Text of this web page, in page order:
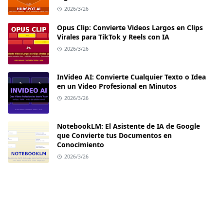
2026/3/26
Opus Clip: Convierte Videos Largos en Clips
Virales para TikTok y Reels con IA
2026/3/26
InVideo AI: Convierte Cualquier Texto o Idea
en un Video Profesional en Minutos
2026/3/26
NotebookLM: El Asistente de IA de Google
que Convierte tus Documentos en
Conocimiento
2026/3/26